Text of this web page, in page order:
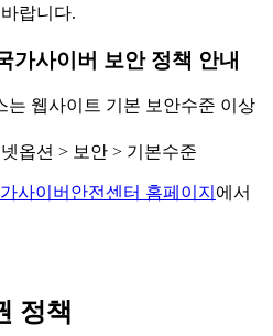
랍니다.
가사이버 보안 정책 안내
는 웹사이트 기본 보안수준 이상
옵션 > 보안 > 기본수준
사이버안전센터 홈페이지 에서
정책